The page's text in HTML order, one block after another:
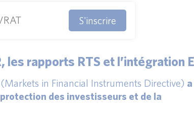
S'inscrire
rapports RTS et l’intégration
in Financial Instruments Directive) a
des investisseurs et de la